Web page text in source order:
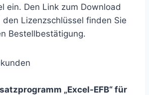
ein. Den Link zum Download
Lizenzschlüssel finden Sie
Bestellbestätigung.
„Excel-EFB“ für